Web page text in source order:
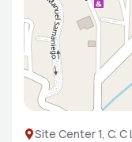
Site Center 1, C.